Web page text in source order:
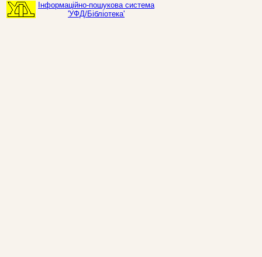
Інформаційно-пошукова система
'УФД/Бібліотека'